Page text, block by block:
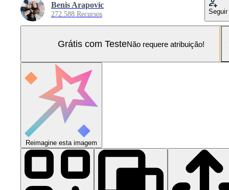
Benis Arapovic
272.588 Recursos Seguir
Grátis com TesteNão requere atribuição!
Reimagine esta imagem